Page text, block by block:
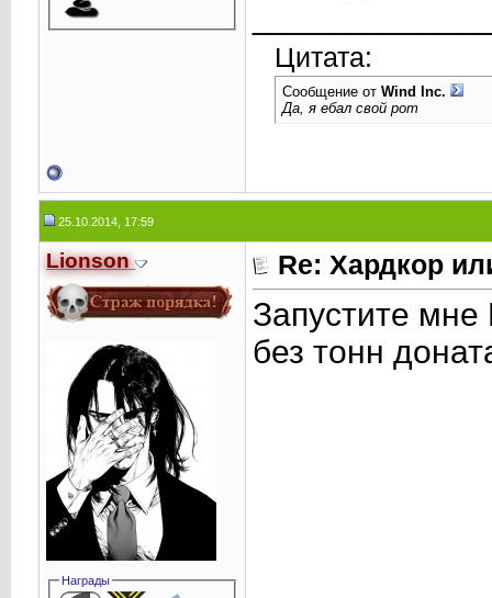
Цитата:
Сообщение от Wind Inc.
Да, я ебал свой рот
25.10.2014, 17:59
Lionson
Награды
Re: Хардкор
Запустите
без тонн